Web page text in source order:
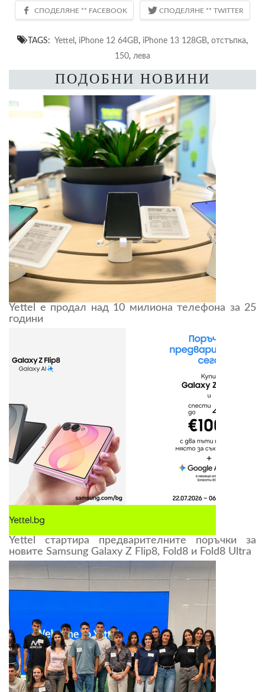
TAGS: Yettel , iPhone 12 64GB, iPhone 13 128GB, отстъпка,
150, лева
ПОДОБНИ НОВИНИ
Yettel е продал над 10 милиона телефона за 25
години
Yettel стартира предварителните поръчки за
новите Samsung Galaxy Z Flip8, Fold8 и Fold8 Ultra